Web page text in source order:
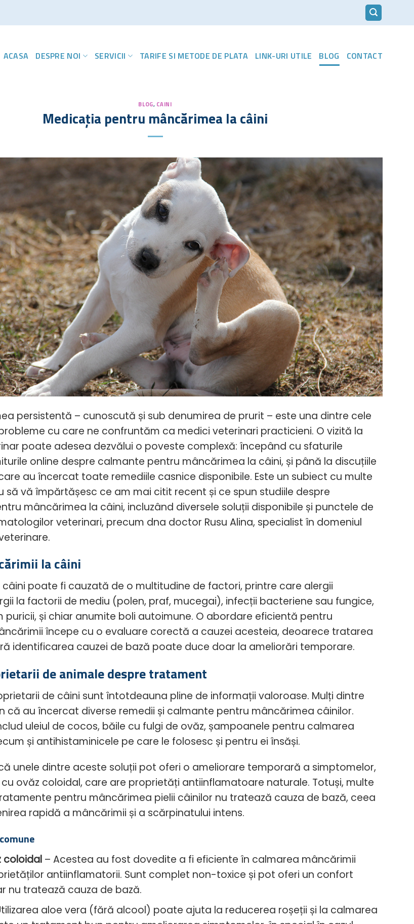
ACASA DESPRE NOI SERVICII TARIFE SI METODE DE PLATA LINK-URI UTILE BLOG CONTACT
BLOG, CAINI
Medicația pentru mâncărimea la câini
– cunoscută și sub denumirea de prurit – este una dintre cele
cu care ne confruntăm ca medici veterinari practicieni. O vizită la
poate adesea dezvălui o poveste complexă: începând cu sfaturile
online despre calmante pentru mâncărimea la câini, și până la discuțiile
au încercat toate remediile casnice disponibile. Este un subiect cu multe
să vă împărtășesc ce am mai citit recent și ce spun studiile despre
mâncărimea la câini, incluzând diversele soluții disponibile și punctele de
veterinari, precum dna doctor Rusu Alina, specialist în domeniul
la câini
poate fi cauzată de o multitudine de factori, printre care alergii
la factorii de mediu (polen, praf, mucegai), infecții bacteriene sau fungice,
puricii, și chiar anumite boli autoimune. O abordare eficientă pentru
începe cu o evaluare corectă a cauzei acesteia, deoarece tratarea
identificarea cauzei de bază poate duce doar la ameliorări temporare.
de animale despre tratament
de câini sunt întotdeauna pline de informații valoroase. Mulți dintre
că au încercat diverse remedii și calmante pentru mâncărimea câinilor.
uleiul de cocos, băile cu fulgi de ovăz, șampoanele pentru calmarea
și antihistaminicele pe care le folosesc și pentru ei însăși.
unele dintre aceste soluții pot oferi o ameliorare temporară a simptomelor,
ovăz coloidal, care are proprietăți antiinflamatoare naturale. Totuși, multe
pentru mâncărimea pielii câinilor nu tratează cauza de bază, ceea
rapidă a mâncărimii și a scărpinatului intens.
coloidal– Acestea au fost dovedite a fi eficiente în calmarea mâncărimii
antiinflamatorii. Sunt complet non-toxice și pot oferi un confort
nu tratează cauza de bază.
aloe vera (fără alcool) poate ajuta la reducerea roșeții și la calmarea